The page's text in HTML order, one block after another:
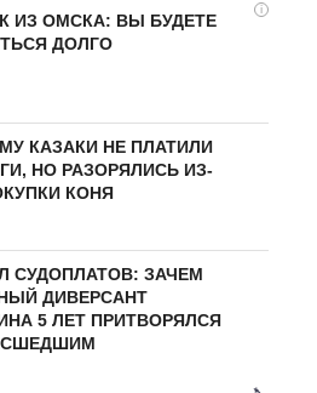
i
ИЗ ОМСКА: ВЫ БУДЕТЕ
ДОЛГО
КАЗАКИ НЕ ПЛАТИЛИ
НО РАЗОРЯЛИСЬ ИЗ-
КОНЯ
СУДОПЛАТОВ: ЗАЧЕМ
ДИВЕРСАНТ
5 ЛЕТ ПРИТВОРЯЛСЯ